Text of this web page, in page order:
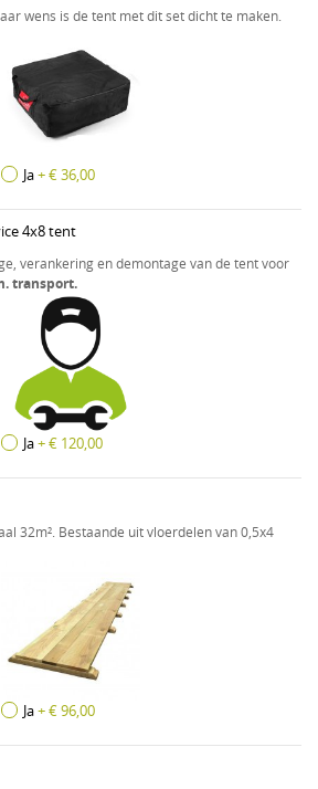
wens is de tent met dit set dicht te maken.
Ja+ € 36,00
4x8 tent
verankering en demontage van de tent voor
transport.
Ja+ € 120,00
32m². Bestaande uit vloerdelen van 0,5x4
Ja+ € 96,00